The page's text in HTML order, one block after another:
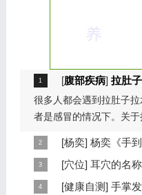
[腹部疾病] 拉肚
很多人都会遇到拉肚子
者是感冒的情况下。关
因为饮食问题，或者是因
[杨奕] 杨奕《手
本页提供杨奕手到病自
6大章，66个小节的详细
[穴位] 耳穴的名
耳穴在耳郭的分布有一
[健康自测] 手掌